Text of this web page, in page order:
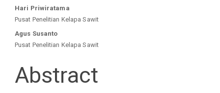
Main
Article
Content
Hari Priwiratama
Pusat Penelitian Kelapa Sawit
Agus Susanto
Pusat Penelitian Kelapa Sawit
Abstract